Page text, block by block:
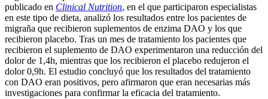
publicado en Clinical Nutrition, en el que participaron especialistas
en este tipo de dieta, analizó los resultados entre los pacientes de
migraña que recibieron suplementos de enzima DAO y los que
recibieron placebo. Tras un mes de tratamiento los pacientes que
recibieron el suplemento de DAO experimentaron una reducción del
dolor de 1,4h, mientras que los recibieron el placebo redujeron el
dolor 0,9h. El estudio concluyó que los resultados del tratamiento
con DAO eran positivos, pero afirmaron que eran necesarias más
investigaciones para confirmar la eficacia del tratamiento.